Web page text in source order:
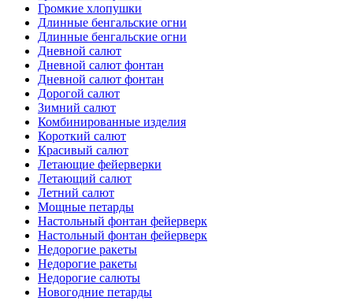
Громкие хлопушки
Длинные бенгальские огни
Длинные бенгальские огни
Дневной салют
Дневной салют фонтан
Дневной салют фонтан
Дорогой салют
Зимний салют
Комбинированные изделия
Короткий салют
Красивый салют
Летающие фейерверки
Летающий салют
Летний салют
Мощные петарды
Настольный фонтан фейерверк
Настольный фонтан фейерверк
Недорогие ракеты
Недорогие ракеты
Недорогие салюты
Новогодние петарды